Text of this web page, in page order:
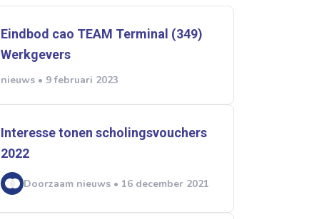
Eindbod cao TEAM Terminal (349)
Werkgevers
nieuws • 9 februari 2023
Interesse tonen scholingsvouchers
2022
Doorzaam nieuws • 16 december 2021